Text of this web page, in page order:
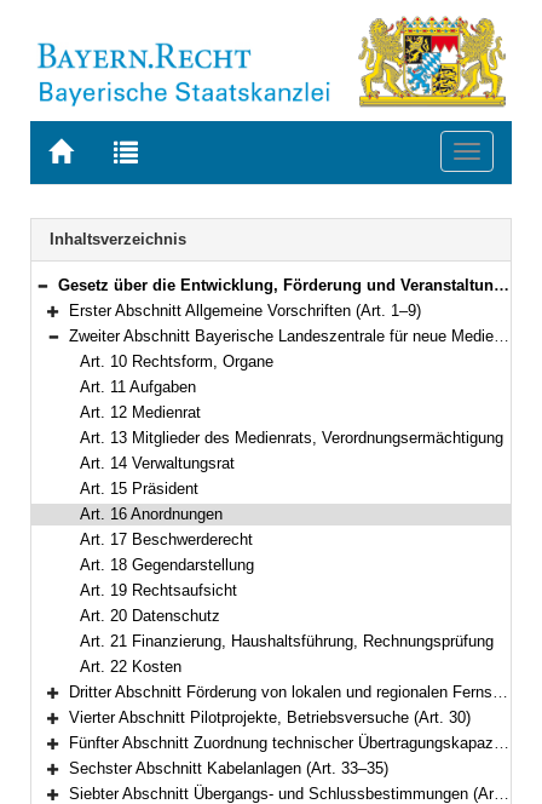
Zur
BAYERN.RECHT
Zur
letzten
Suche
Toggle
Navigation
Inhaltsverzeichnis
Bereich reduzieren
Gesetz über die Entwicklung, Förderung und Veranstaltung privater Rundfunkangebote und anderer Telemedien in Bayern (Bayerisches Mediengesetz – BayMG) in der Fassung der Bekanntmachung vom 22. Oktober 2003 (GVBl. S. 799) BayRS 2251-4-S (Art. 1–39)
Bereich erweitern
Erster Abschnitt Allgemeine Vorschriften (Art. 1–9)
Bereich reduzieren
Zweiter Abschnitt Bayerische Landeszentrale für neue Medien (Art. 10–22)
Art. 10 Rechtsform, Organe
Art. 11 Aufgaben
Art. 12 Medienrat
Art. 13 Mitglieder des Medienrats, Verordnungsermächtigung
Art. 14 Verwaltungsrat
Art. 15 Präsident
Art. 16 Anordnungen
Art. 17 Beschwerderecht
Art. 18 Gegendarstellung
Art. 19 Rechtsaufsicht
Art. 20 Datenschutz
Art. 21 Finanzierung, Haushaltsführung, Rechnungsprüfung
Art. 22 Kosten
Bereich erweitern
Dritter Abschnitt Förderung von lokalen und regionalen Fernsehangeboten, Organisation und Zulässigkeit von Rundfunkprogrammen (Art. 23–29)
Bereich erweitern
Vierter Abschnitt Pilotprojekte, Betriebsversuche (Art. 30)
Bereich erweitern
Fünfter Abschnitt Zuordnung technischer Übertragungskapazitäten (Art. 31–32)
Bereich erweitern
Sechster Abschnitt Kabelanlagen (Art. 33–35)
Siebter Abschnitt Übergangs- und Schlussbestimmungen (Art. 36–39)